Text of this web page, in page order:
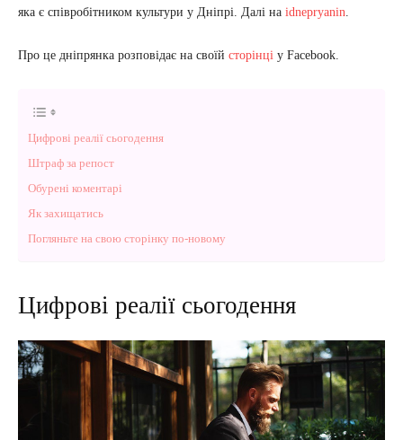
яка є співробітником культури у Дніпрі. Далі на idnepryanin.
Про це дніпрянка розповідає на своїй сторінці у Facebook.
Цифрові реалії сьогодення
Штраф за репост
Обурені коментарі
Як захищатись
Погляньте на свою сторінку по-новому
Цифрові реалії сьогодення